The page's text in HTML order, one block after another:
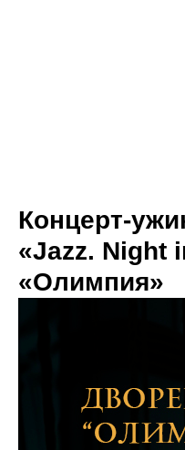
Концерт-
«Jazz. Night
«Олимпия»